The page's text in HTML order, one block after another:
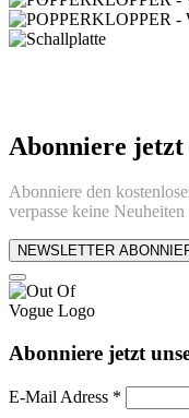
Abonniere jetzt
Abonniere den
verpasse keine
NEWSLETTER
Abonniere jetzt
E-Mail Adress *